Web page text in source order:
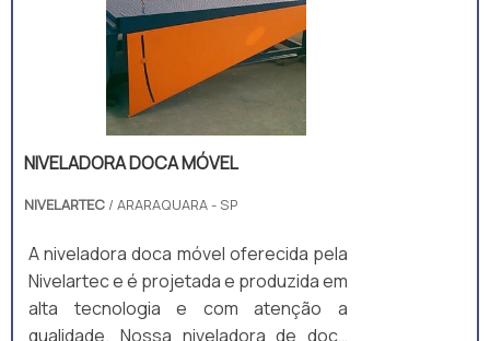
doca de concreto fixa, ou locais que
necessitam de elevar ou baixar cargas
de um nível de piso a outro. Este
equipamento tem b.
NIVELADORA DOCA MÓVEL
NIVELARTEC / ARARAQUARA - SP
A niveladora doca móvel oferecida pela
Nivelartec e é projetada e produzida em
alta tecnologia e com atenção a
qualidade. Nossa niveladora de doca